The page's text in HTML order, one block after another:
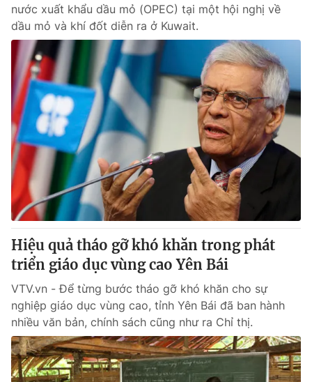
nước xuất khẩu dầu mỏ (OPEC) tại một hội nghị về
dầu mỏ và khí đốt diễn ra ở Kuwait.
Hiệu quả tháo gỡ khó khăn trong phát
triển giáo dục vùng cao Yên Bái
VTV.vn - Để từng bước tháo gỡ khó khăn cho sự
nghiệp giáo dục vùng cao, tỉnh Yên Bái đã ban hành
nhiều văn bản, chính sách cũng như ra Chỉ thị.